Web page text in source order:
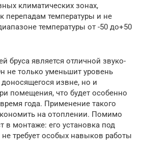
климатических зонах,
перепадам температуры и не
температуры от -50 до+50
бруса является отличной звуко-
не только уменьшит уровень
извне, но и
помещения, что будет особенно
года. Применение такого
на отоплении. Помимо
в монтаже: его установка под
требует особых навыков работы